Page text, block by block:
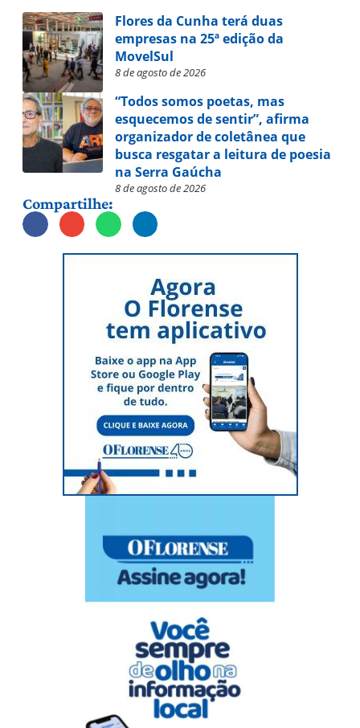
Flores da Cunha terá duas
empresas na 25ª edição da
MovelSul
8 de agosto de 2026
“Todos somos poetas, mas
esquecemos de sentir”, afirma
organizador de coletânea que
busca resgatar a leitura de poesia
na Serra Gaúcha
8 de agosto de 2026
Compartilhe: